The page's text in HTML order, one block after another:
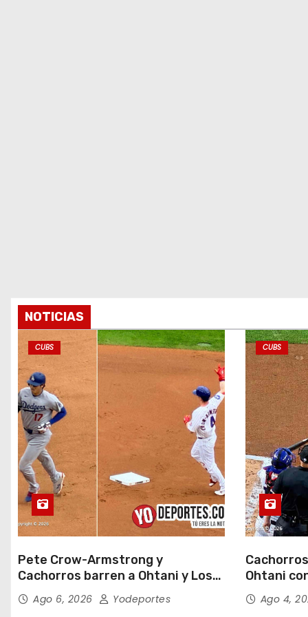
NOTICIAS
CUBS
Pete Crow-Armstrong y
Cachorros barren a Ohtani y Los
Dodgers
Ago 6, 2026 Yodeportes
CUBS
Ohtani
FieldAgo 4,